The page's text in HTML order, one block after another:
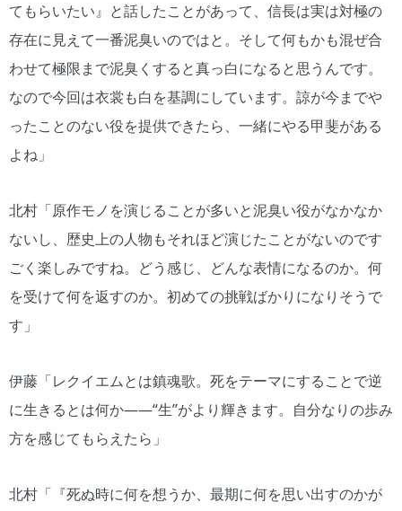
てもらいたい』と話したことがあって、信長は実は対極の
存在に見えて一番泥臭いのではと。そして何もかも混ぜ合
わせて極限まで泥臭くすると真っ白になると思うんです。
なので今回は衣裳も白を基調にしています。諒が今までや
ったことのない役を提供できたら、一緒にやる甲斐がある
よね」
北村「原作モノを演じることが多いと泥臭い役がなかなか
ないし、歴史上の人物もそれほど演じたことがないのです
ごく楽しみですね。どう感じ、どんな表情になるのか。何
を受けて何を返すのか。初めての挑戦ばかりになりそうで
す」
伊藤「レクイエムとは鎮魂歌。死をテーマにすることで逆
に生きるとは何か――“生”がより輝きます。自分なりの歩み
方を感じてもらえたら」
北村「『死ぬ時に何を想うか、最期に何を思い出すのかが